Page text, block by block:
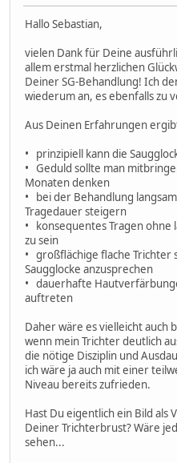
Hallo Sebastian,
vielen Dank für Deine
allem erstmal herzlichen
Deiner SG-Behandlung! Ich
wiederum an, es ebenfalls zu
Aus Deinen Erfahrungen
• prinzipiell kann die
• Geduld sollte man
Monaten denken
• bei der Behandlung
Tragedauer steigern
• konsequentes Tragen ohne
zu sein
• großflächige flache Trichter
Saugglocke anzusprechen
• dauerhafte
auftreten
Daher wäre es vielleicht auch
wenn mein Trichter deutlich
die nötige Disziplin und
ich wäre ja auch mit einer
Niveau bereits zufrieden.
Hast Du eigentlich ein Bild als
Deiner Trichterbrust? Wäre
sehen...